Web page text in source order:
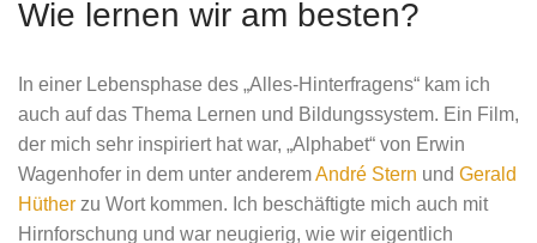
Wie lernen wir am besten?
In einer Lebensphase des „Alles-Hinterfragens“ kam ich
auch auf das Thema Lernen und Bildungssystem. Ein Film,
der mich sehr inspiriert hat war, „Alphabet“ von Erwin
Wagenhofer in dem unter anderemAndré Stern und Gerald
Hüther zu Wort kommen. Ich beschäftigte mich auch mit
Hirnforschung und war neugierig, wie wir eigentlich